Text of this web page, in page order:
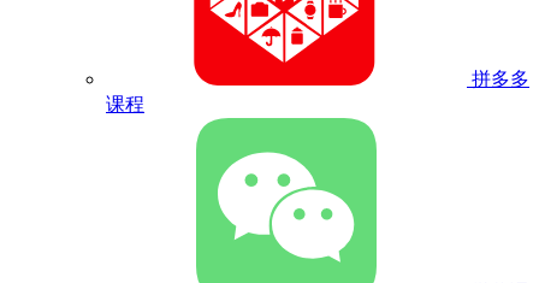
拼多多
课程